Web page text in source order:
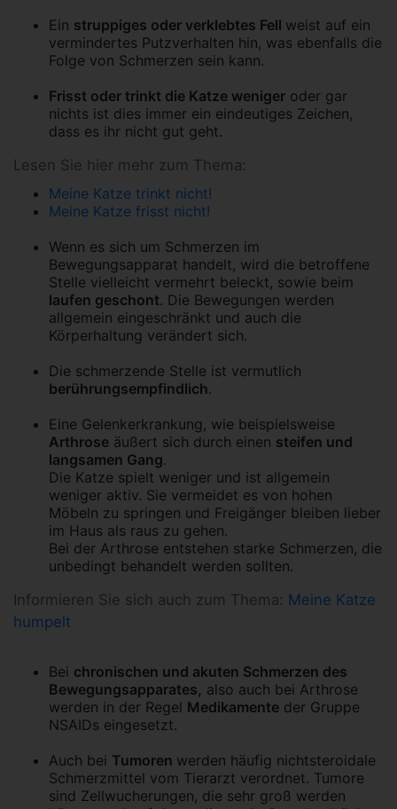
Ein struppiges oder verklebtes Fell weist auf ein
vermindertes Putzverhalten hin, was ebenfalls die
Folge von Schmerzen sein kann.
Frisst oder trinkt die Katze weniger oder gar
nichts ist dies immer ein eindeutiges Zeichen,
dass es ihr nicht gut geht.
Lesen Sie hier mehr zum Thema:
Meine Katze trinkt nicht!
Meine Katze frisst nicht!
Wenn es sich um Schmerzen im
Bewegungsapparat handelt, wird die betroffene
Stelle vielleicht vermehrt beleckt, sowie beim
laufen geschont. Die Bewegungen werden
allgemein eingeschränkt und auch die
Körperhaltung verändert sich.
Die schmerzende Stelle ist vermutlich
berührungsempfindlich.
Eine Gelenkerkrankung, wie beispielsweise
Arthrose äußert sich durch einen steifen und
langsamen Gang.
Die Katze spielt weniger und ist allgemein
weniger aktiv. Sie vermeidet es von hohen
Möbeln zu springen und Freigänger bleiben lieber
im Haus als raus zu gehen.
Bei der Arthrose entstehen starke Schmerzen, die
unbedingt behandelt werden sollten.
Informieren Sie sich auch zum Thema: Meine Katze
humpelt
Bei chronischen und akuten Schmerzen des
Bewegungsapparates, also auch bei Arthrose
werden in der Regel Medikamente der Gruppe
NSAIDs eingesetzt.
Auch bei Tumoren werden häufig nichtsteroidale
Schmerzmittel vom Tierarzt verordnet. Tumore
sind Zellwucherungen, die sehr groß werden